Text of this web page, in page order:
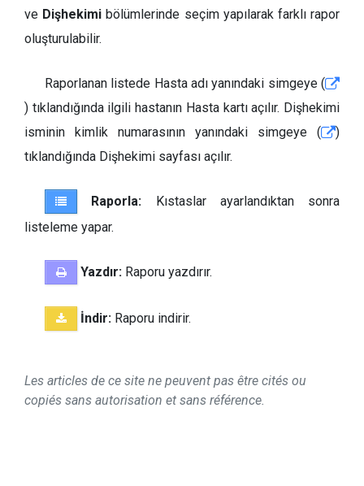
ve Dişhekimibölümlerinde seçim yapılarak farklı rapor
oluşturulabilir.
Raporlanan listede Hasta adı yanındaki simgeye (
) tıklandığında ilgili hastanın Hasta kartı açılır. Dişhekimi
isminin kimlik numarasının yanındaki simgeye (
)
tıklandığında Dişhekimi sayfası açılır.
Raporla: Kıstaslar ayarlandıktan sonra
listeleme yapar.
Yazdır: Raporu yazdırır.
İndir: Raporu indirir.
Les articles de ce site ne peuvent pas être cités ou
copiés sans autorisation et sans référence.